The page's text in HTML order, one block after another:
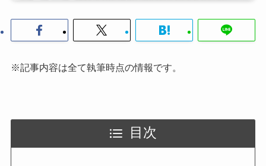
※記事内容は全て執筆時点の情報です。
目次